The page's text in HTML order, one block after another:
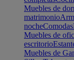
Muebles de
matrimonio
nocheComodas
Muebles de
escritorio
Muebles de